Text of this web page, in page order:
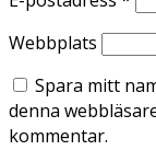
Webbplats
Spara mitt
denna
kommentar.